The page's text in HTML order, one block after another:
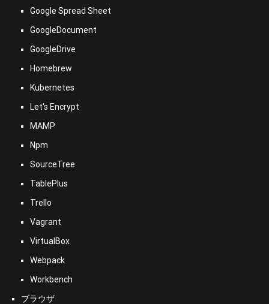
Google Spread Sheet
GoogleDocument
GoogleDrive
Homebrew
Kubernetes
Let's Encrypt
MAMP
Npm
SourceTree
TablePlus
Trello
Vagrant
VirtualBox
Webpack
Workbench
ブラウザ